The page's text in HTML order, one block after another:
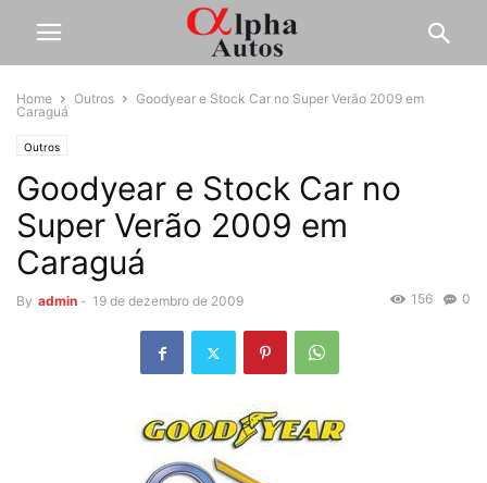
Home Outros
Goodyear e Stock Car no Super Verão 2009 em
Caraguá
Outros
Goodyear e Stock Car no
Super Verão 2009 em
Caraguá
By admin - 19 de dezembro de 2009 0
156